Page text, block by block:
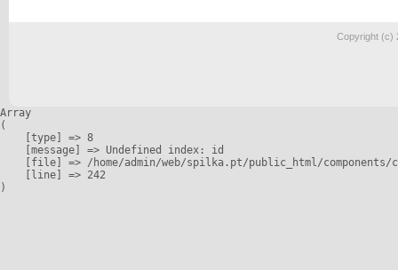
Copyright (c)
Array
(
    [type] => 8
    [message] => Undefined index: id
[file] => /home/admin/web/spilka.pt/public_html/
    [line] => 242